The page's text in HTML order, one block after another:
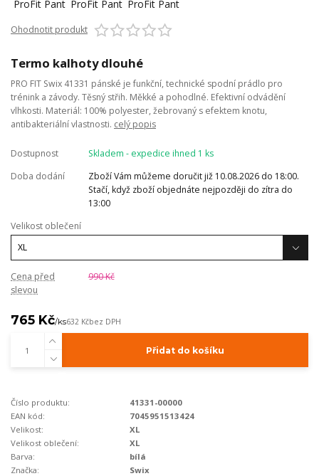
Ohodnotit produkt
Termo kalhoty dlouhé
PRO FIT Swix 41331 pánské je funkční, technické spodní prádlo pro
trénink a závody. Těsný střih. Měkké a pohodlné. Efektivní odvádění
vlhkosti. Materiál: 100% polyester, žebrovaný s efektem knotu,
antibakteriální vlastnosti. celý popis
Dostupnost
Skladem - expedice ihned 1 ks
Doba dodání
Zboží Vám můžeme doručit již 10.08.2026 do 18:00.
Stačí, když zboží objednáte nejpozději do zítra do
13:00
Velikost oblečení
Cena před
slevou
990 Kč
765 Kč/ks632 Kčbez DPH
Přidat do košíku
Číslo produktu:
41331-00000
EAN kód:
7045951513424
Velikost:
XL
Velikost oblečení:
XL
Barva:
bílá
Značka:
Swix